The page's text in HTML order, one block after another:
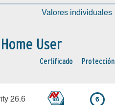
Valores individuales
User
Certi­ficado Protección
26.6 6